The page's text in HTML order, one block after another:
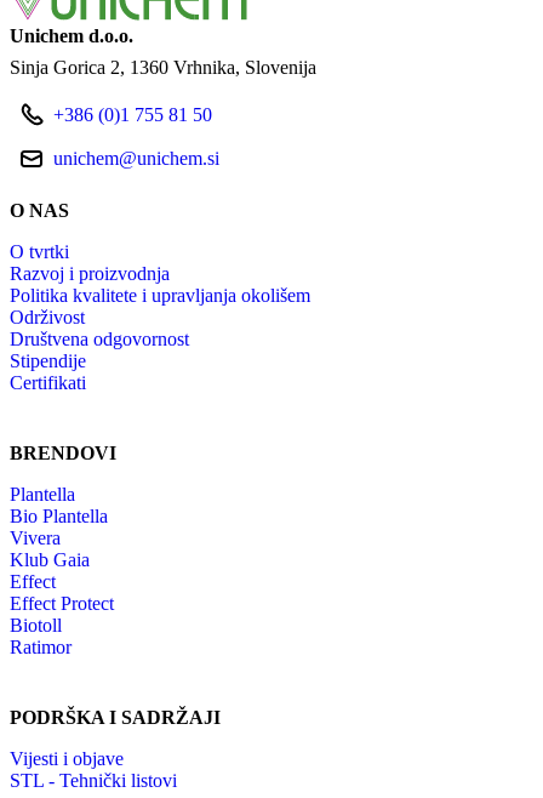
Unichem d.o.o.
Sinja Gorica 2 1360 Vrhnika Slovenija
+386 (0)1 755 81 50
unichem@unichem.si
O NAS
O tvrtki
Razvoj i proizvodnja
Politika kvalitete i upravljanja okolišem
Održivost
Društvena odgovornost
Stipendije
Certifikati
BRENDOVI
Plantella
Bio Plantella
Vivera
Klub Gaia
Effect
Effect Protect
Biotoll
Ratimor
PODRŠKA I SADRŽAJI
Vijesti i objave
STL - Tehnički listovi